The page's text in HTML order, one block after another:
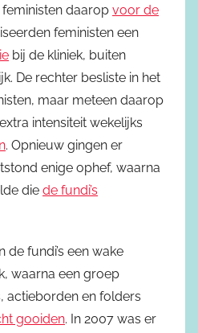
feministen daarop voor de
feministen een
bij de kliniek, buiten
De rechter besliste in het
maar meteen daarop
intensiteit wekelijks
. Opnieuw gingen er
enige ophef, waarna
die de fundi’s
fundi’s een wake
waarna een groep
actieborden en folders
gooiden. In 2007 was er